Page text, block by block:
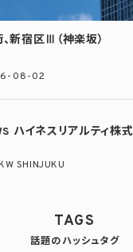
新宿区Ⅲ（神楽坂）
08-02
ハイネスリアルティ株
SHINJUKU
TAGS
話題のハッシュタグ